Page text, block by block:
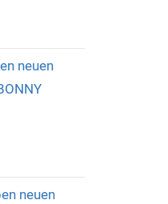
neuen
neuen